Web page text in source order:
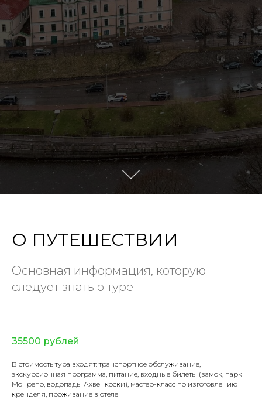
О ПУТЕШЕСТВИИ
Основная информация, которую
следует знать о туре
35500 рублей
В стоимость тура входят: транспортное обслуживание,
экскурсионная программа, питание, входные билеты (замок, парк
Монрепо, водопады Ахвенкоски), мастер-класс по изготовлению
кренделя, проживание в отеле